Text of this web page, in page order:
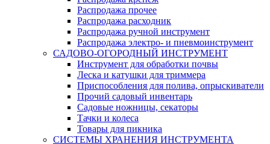
Распродажа прочее
Распродажа расходник
Распродажа ручной инструмент
Распродажа электро- и пневмоинструмент
САДОВО-ОГОРОДНЫЙ ИНСТРУМЕНТ
Инструмент для обработки почвы
Леска и катушки для триммера
Приспособления для полива, опрыскиватели
Прочий садовый инвентарь
Садовые ножницы, секаторы
Тачки и колеса
Товары для пикника
СИСТЕМЫ ХРАНЕНИЯ ИНСТРУМЕНТА